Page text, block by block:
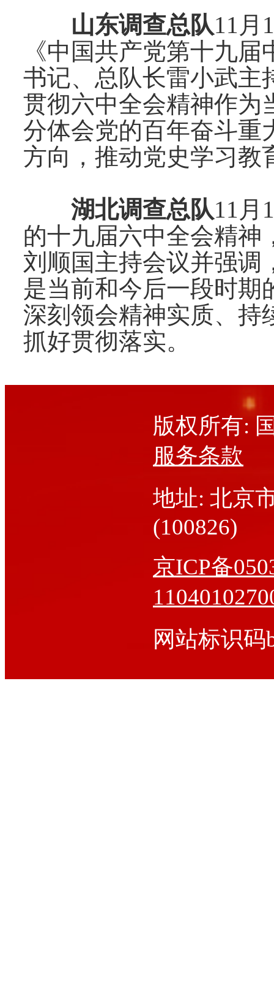
山东调查总队11 月
《中国共产党第十九
书记、总队长雷小武主
贯彻六中全会精神作为
分体会党的百年奋斗重
方向，推动党史学习教
湖北调查总队11 月
的十九届六中全会精神
刘顺国主持会议并强调
是当前和今后一段时期
深刻领会精神实质、持
抓好贯彻落实。
版权所有
服务条款
地址: 北京
(100826)
京ICP备
网站标识码